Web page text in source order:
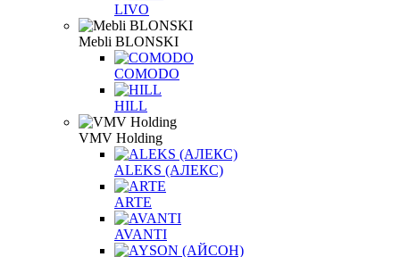
LIVO
Mebli BLONSKI
COMODO
HILL
VMV Holding
ALEKS (АЛЕКС)
ARTE
AVANTI